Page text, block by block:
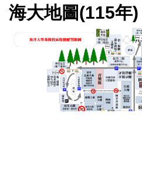
海大地圖(115年)